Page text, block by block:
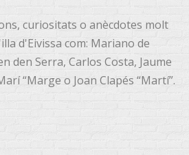
curiositats o anècdotes molt
d'Eivissa com: Mariano de
den Serra, Carlos Costa, Jaume
“Marge o Joan Clapés “Martí”.